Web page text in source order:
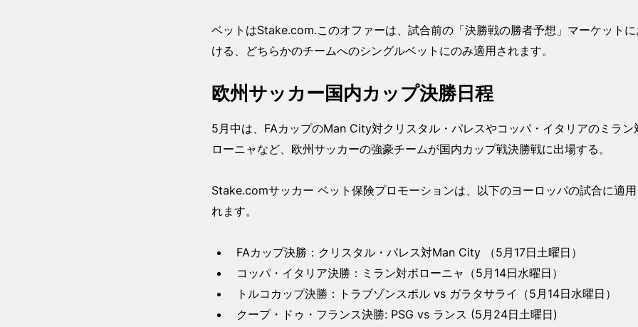
ベットはStake.com.このオファーは、試合前の「決勝戦の勝者予想」マーケットに
ける、どちらかのチームへのシングルベットにのみ適用されます。
欧州サッカー国内カップ決勝日程
5月中は、FAカップのMan City対クリスタル・パレスやコッパ・イタリアのミラン
ローニャなど、欧州サッカーの強豪チームが国内カップ戦決勝戦に出場する。
Stake.comサッカー ベット保険プロモーションは、以下のヨーロッパの試合に適用
れます。
FAカップ決勝：クリスタル・パレス対Man City （5月17日土曜日）
コッパ・イタリア決勝：ミラン対ボローニャ（5月14日水曜日）
トルコカップ決勝：トラブゾンスポル vs ガラタサライ（5月14日水曜日）
クープ・ドゥ・フランス決勝: PSG vs ランス (5月24日土曜日)